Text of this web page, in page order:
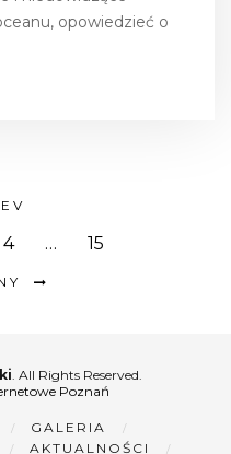
opowiedzieć o
4 … 15
. All Rights Reserved.
Poznań
GALERIA
AKTUALNOŚCI